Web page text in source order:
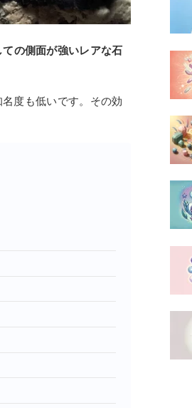
の側面が強いレアな石
度も低いです。その効